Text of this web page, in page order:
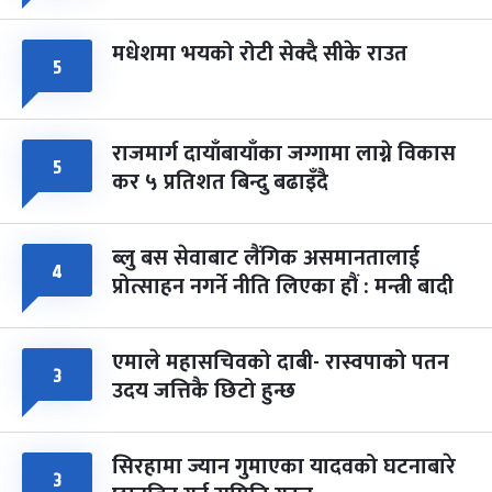
५ मधेशमा भयको रोटी सेक्दै सीके राउत
५ राजमार्ग दायाँबायाँका जग्गामा लाग्ने विकास
कर ५ प्रतिशत बिन्दु बढाइँदै
४ ब्लु बस सेवाबाट लैंगिक असमानतालाई
प्रोत्साहन नगर्ने नीति लिएका हौं : मन्त्री बादी
३ एमाले महासचिवको दाबी- रास्वपाको पतन
उदय जत्तिकै छिटो हुन्छ
३ सिरहामा ज्यान गुमाएका यादवको घटनाबारे